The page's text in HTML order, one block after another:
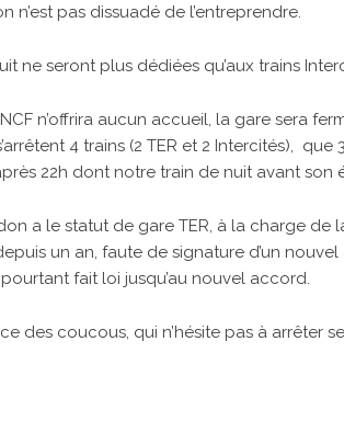
n’est pas dissuadé de l’entreprendre.
ne seront plus dédiées qu’aux trains
n’offrira aucun accueil, la gare sera
4 trains (2 TER et 2 Intercités),
22h dont notre train de nuit avant son
a le statut de gare TER, à la charge de
un an, faute de signature d’un
fait loi jusqu’au nouvel accord.
des coucous, qui n’hésite pas à arrêter